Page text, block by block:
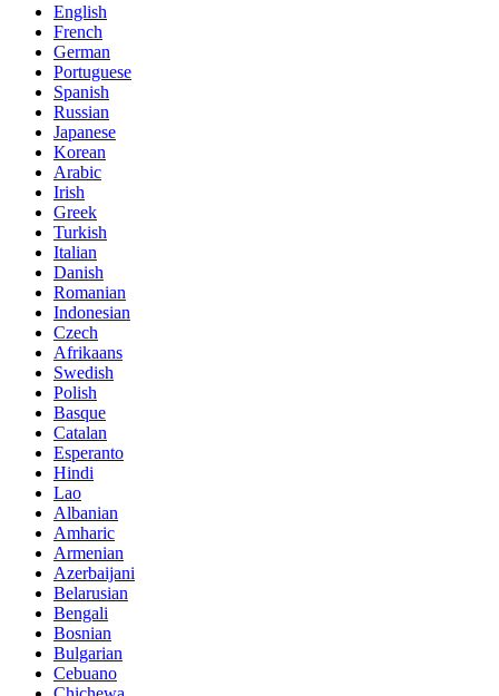
English
French
German
Portuguese
Spanish
Russian
Japanese
Korean
Arabic
Irish
Greek
Turkish
Italian
Danish
Romanian
Indonesian
Czech
Afrikaans
Swedish
Polish
Basque
Catalan
Esperanto
Hindi
Lao
Albanian
Amharic
Armenian
Azerbaijani
Belarusian
Bengali
Bosnian
Bulgarian
Cebuano